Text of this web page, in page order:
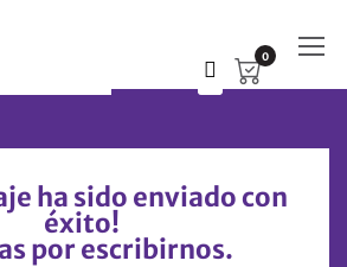
0
ha sido enviado con
éxito!
por escribirnos.